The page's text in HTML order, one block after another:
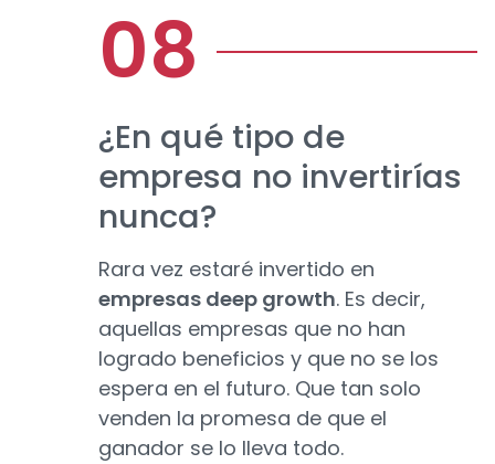
¿En qué tipo de
empresa no invertirías
nunca?
Rara vez estaré invertido en
empresas deep growth. Es decir,
aquellas empresas que no han
logrado beneficios y que no se los
espera en el futuro. Que tan solo
venden la promesa de que el
ganador se lo lleva todo.